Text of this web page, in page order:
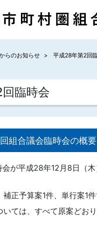
らのお知らせ 平成28年第2回
臨時会
組合議会臨時会の概要
が平成28年12月8日（木
正予算案1件、単行案1件
ては、すべて原案どお